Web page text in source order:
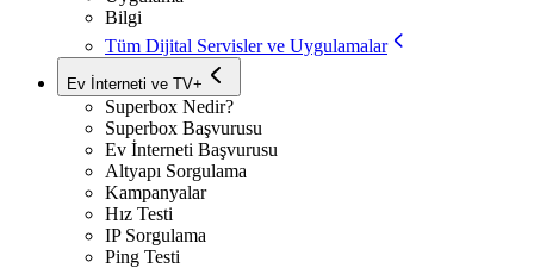
Bilgi
Tüm Dijital Servisler ve Uygulamalar
Ev İnterneti ve TV+
Superbox Nedir?
Superbox Başvurusu
Ev İnterneti Başvurusu
Altyapı Sorgulama
Kampanyalar
Hız Testi
IP Sorgulama
Ping Testi